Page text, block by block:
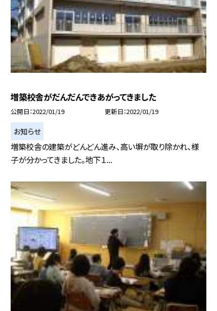
増築校舎がだんだんできあがってきました
公開日 2022/01/19 更新日 2022/01/19
お知らせ
増築校舎の建築がどんどん進み、高い塀が取り除かれ、様
子が分かってきました。地下１...